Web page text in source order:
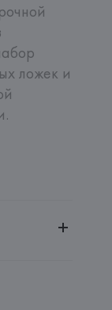
ложек и